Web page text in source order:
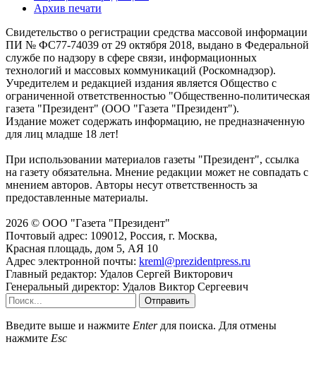
Архив печати
Свидетельство о регистрации средства массовой информации
ПИ № ФС77-74039 от 29 октября 2018, выдано в Федеральной
службе по надзору в сфере связи, информационных
технологий и массовых коммуникаций (Роскомнадзор).
Учредителем и редакцией издания является Общество с
ограниченной ответственностью "Общественно-политическая
газета "Президент" (ООО "Газета "Президент").
Издание может содержать информацию, не предназначенную
для лиц младше 18 лет!
При использовании материалов газеты "Президент", ссылка
на газету обязательна. Мнение редакции может не совпадать с
мнением авторов. Авторы несут ответственность за
предоставленные материалы.
2026 © ООО "Газета "Президент"
Почтовый адрес: 109012, Россия, г. Москва,
Красная площадь, дом 5, АЯ 10
Адрес электронной почты: kreml@prezidentpress.ru
Главный редактор: Удалов Сергей Викторович
Генеральный директор: Удалов Виктор Сергеевич
Отправить
Введите выше и нажмите Enterдля поиска. Для отмены
нажмите Esc